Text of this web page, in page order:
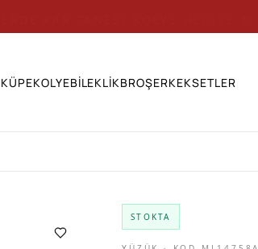
KÜPEKOLYEBİLEKLİKBROŞERKEKSETLER
STOKTA